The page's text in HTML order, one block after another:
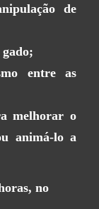
de
entre as
melhorar o
animá-lo a
no